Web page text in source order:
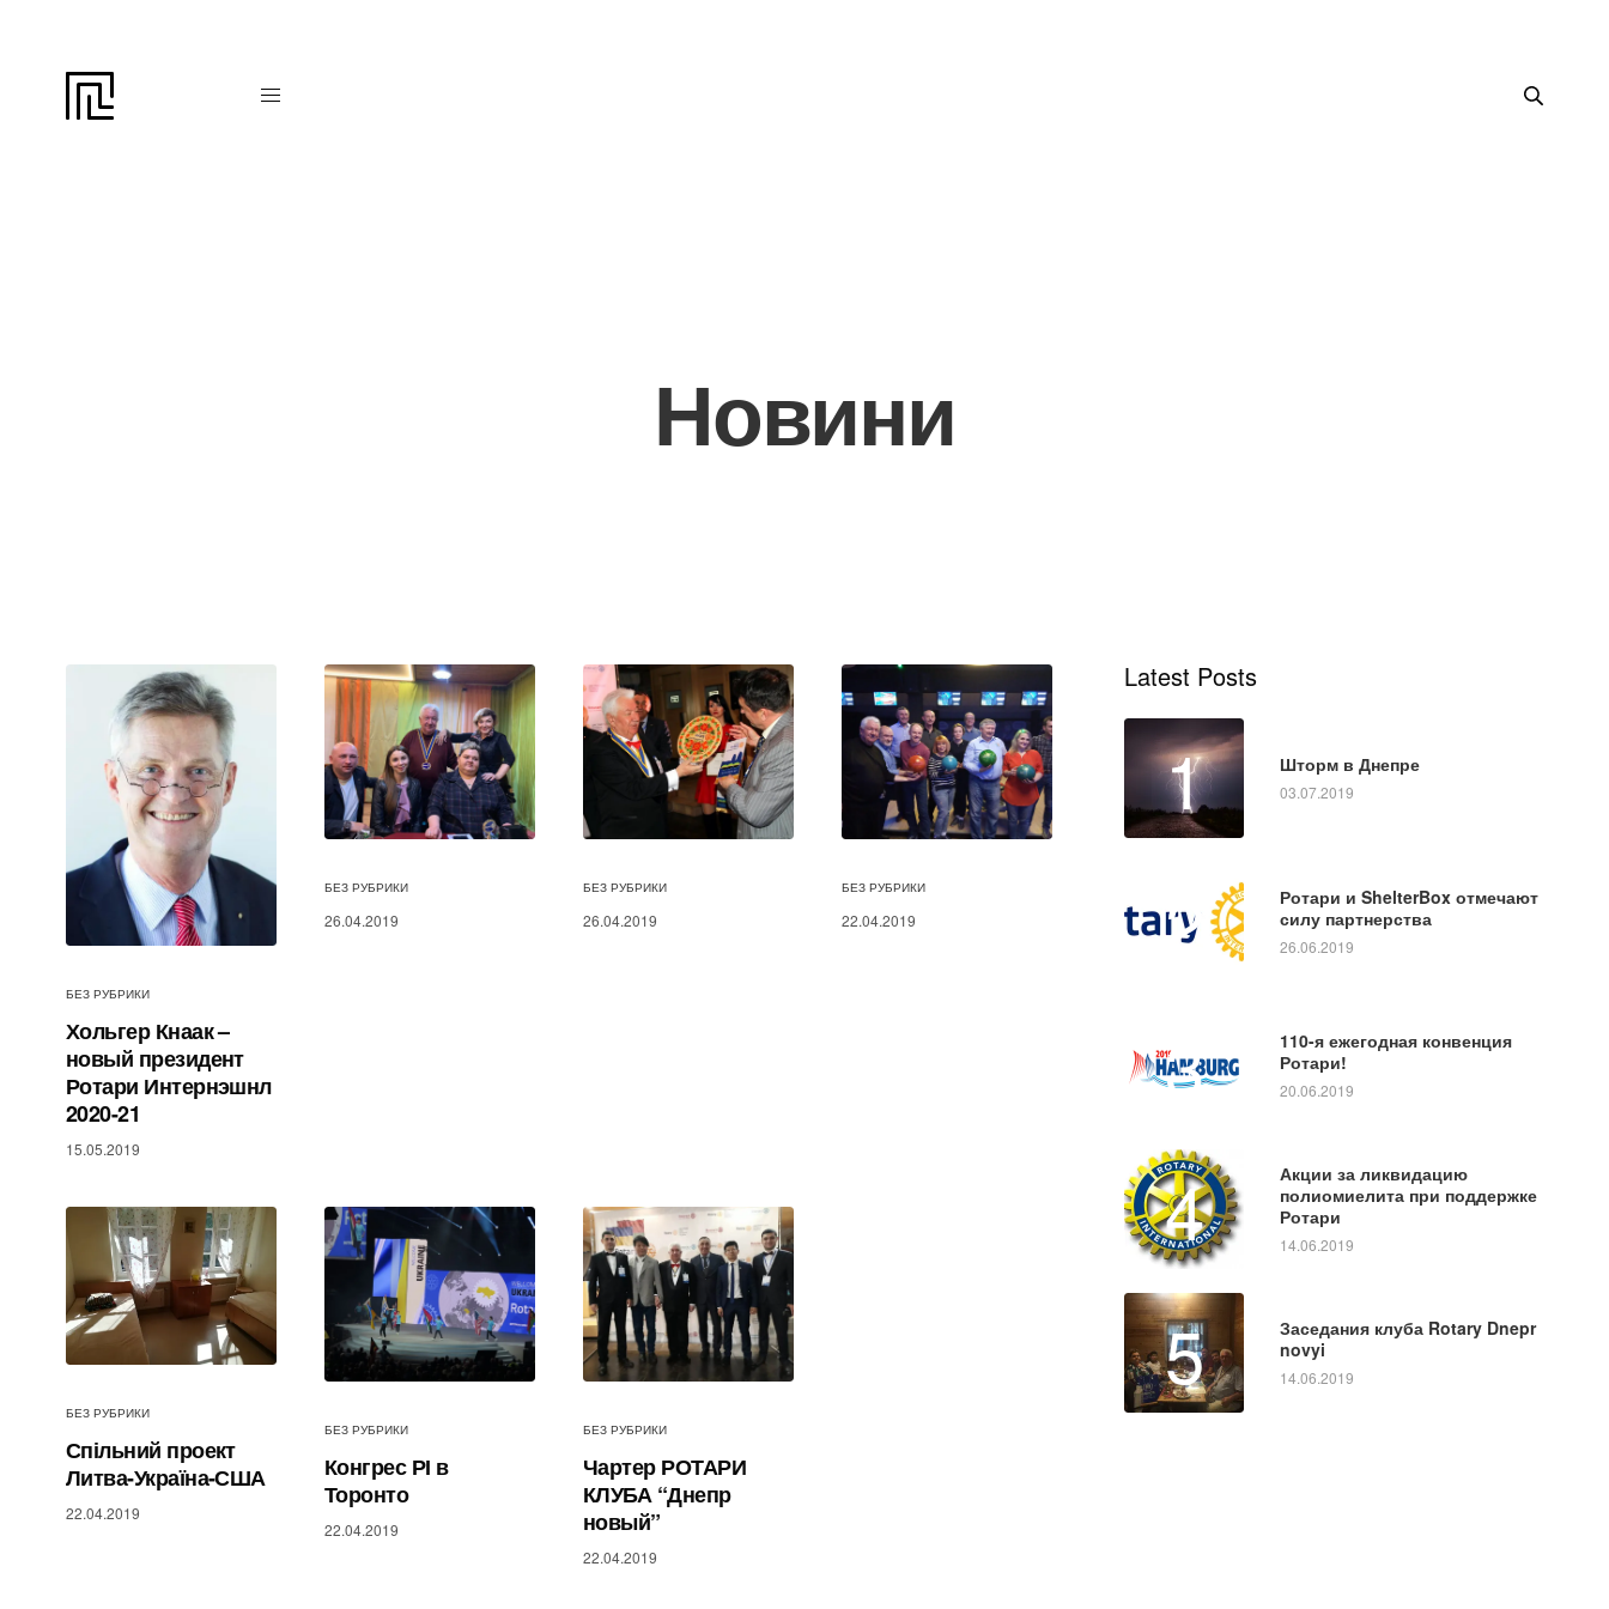
Новини
БЕЗ РУБРИКИ
Хольгер Кнаак –
новый президент
Ротари Интернэшнл
2020-21
15.05.2019
БЕЗ РУБРИКИ
26.04.2019
БЕЗ РУБРИКИ
26.04.2019
БЕЗ РУБРИКИ
22.04.2019
БЕЗ РУБРИКИ
Спільний проект
Литва-Україна-США
22.04.2019
БЕЗ РУБРИКИ
Конгрес РІ в
Торонто
22.04.2019
БЕЗ РУБРИКИ
Чартер РОТАРИ
КЛУБА “Днепр
новый”
22.04.2019
Latest Posts
1 Шторм в Днепре
03.07.2019
2
Ротари и ShelterBox отмечают
силу партнерства
26.06.2019
3
110-я ежегодная конвенция
Ротари!
20.06.2019
4
Акции за ликвидацию
полиомиелита при поддержке
Ротари
14.06.2019
5
Заседания клуба Rotary Dnepr
novyi
14.06.2019